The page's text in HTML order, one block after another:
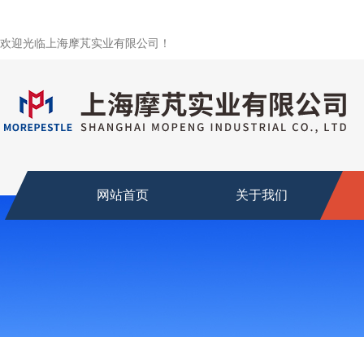
欢迎光临上海摩芃实业有限公司！
网站首页 关于我们